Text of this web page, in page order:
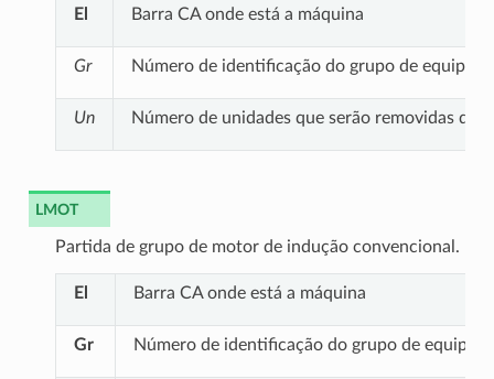
El Barra CA onde está a máquina
Gr Número de identificação do grupo de
Un Número de unidades que serão removidas do
LMOT
Partida de grupo de motor de indução convencional.
El Barra CA onde está a máquina
Gr Número de identificação do grupo de